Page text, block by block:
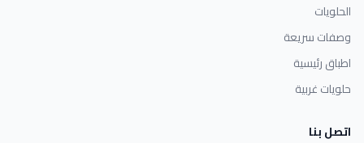
الحلويات
وصفات سريعة
اطباق رئيسية
حلويات غربية
اتصل بنا